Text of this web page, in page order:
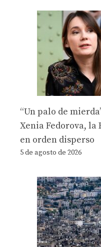
“Un palo de
Xenia Fedorova, la
en orden disperso
5 de agosto de 2026